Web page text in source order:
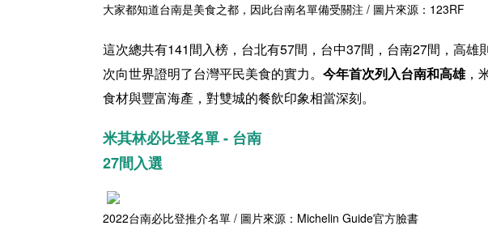
大家都知道台南是美食之都，因此台南名單備受關注 / 圖片來源：123RF
這次總共有141間入榜，台北有57間，台中37間，台南27間，高雄
次向世界證明了台灣平民美食的實力。 今年首次列入台南和高雄，
食材與豐富海產，對雙城的餐飲印象相當深刻。
米其林必比登名單 - 台南
27間入選
2022台南必比登推介名單 / 圖片來源：Michelin Guide官方臉書